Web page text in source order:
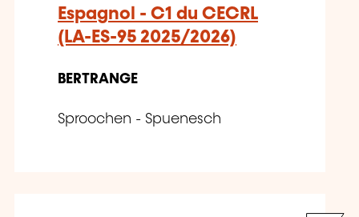
Espagnol - C1 du CECRL
(LA-ES-95 2025/2026)
BERTRANGE
Sproochen - Spuenesch